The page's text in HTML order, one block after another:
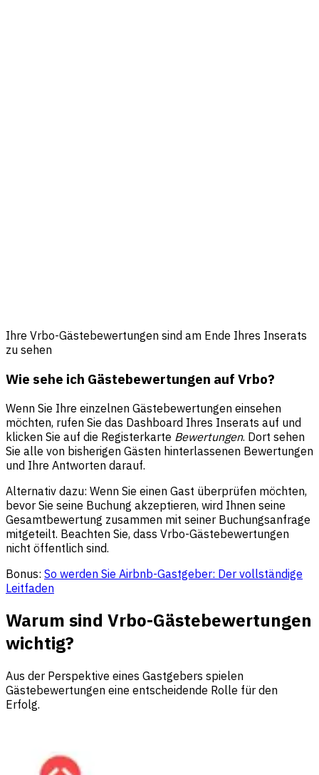
Ihre Vrbo-Gästebewertungen sind am Ende Ihres Inserats
zu sehen
Wie sehe ich Gästebewertungen auf Vrbo?
Wenn Sie Ihre einzelnen Gästebewertungen einsehen
möchten, rufen Sie das Dashboard Ihres Inserats auf und
klicken Sie auf die Registerkarte Bewertungen. Dort sehen
Sie alle von bisherigen Gästen hinterlassenen Bewertungen
und Ihre Antworten darauf.
Alternativ dazu: Wenn Sie einen Gast überprüfen möchten,
bevor Sie seine Buchung akzeptieren, wird Ihnen seine
Gesamtbewertung zusammen mit seiner Buchungsanfrage
mitgeteilt. Beachten Sie, dass Vrbo-Gästebewertungen
nicht öffentlich sind.
Bonus: So werden Sie Airbnb-Gastgeber: Der vollständige
Leitfaden
Warum sind Vrbo-Gästebewertungen
wichtig?
Aus der Perspektive eines Gastgebers spielen
Gästebewertungen eine entscheidende Rolle für den
Erfolg.